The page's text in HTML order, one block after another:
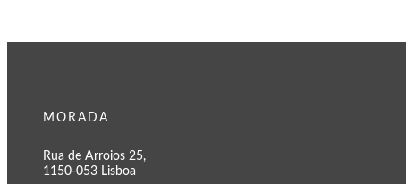
MORADA
Rua de Arroios 25,
1150-053 Lisboa